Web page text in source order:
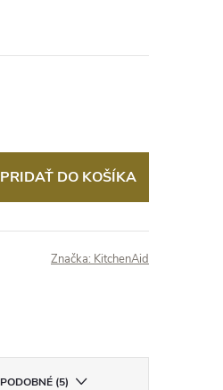
PRIDAŤ DO KOŠÍKA
Značka: KitchenAid
PODOBNÉ (5)